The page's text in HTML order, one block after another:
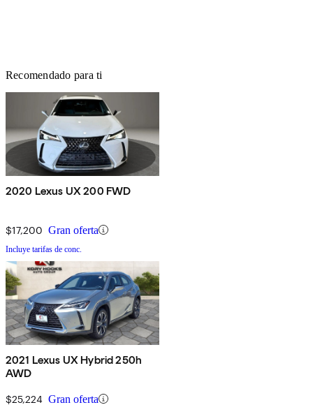
Recomendado para ti
2020 Lexus UX 200 FWD
$17,200 Gran oferta
Incluye tarifas de conc.
2021 Lexus UX Hybrid 250h
AWD
$25,224 Gran oferta